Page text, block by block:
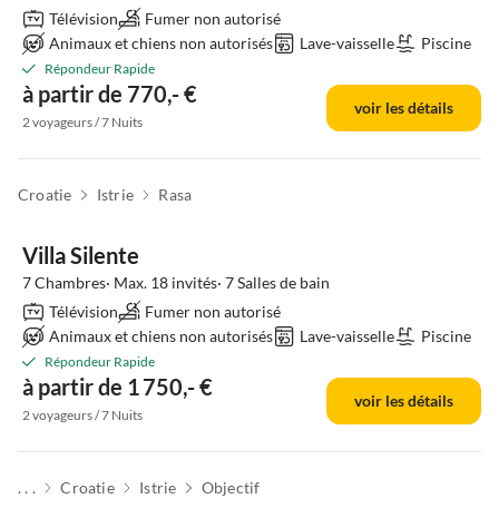
Télévision
Fumer non autorisé
Animaux et chiens non autorisés
Lave-vaisselle Piscine
Répondeur Rapide
à partir de 770,- €
2 voyageurs / 7 Nuits
voir les détails
Croatie Istrie Rasa
Villa Silente
7 Chambres· Max. 18 invités· 7 Salles de bain
Télévision
Fumer non autorisé
Animaux et chiens non autorisés
Lave-vaisselle Piscine
Répondeur Rapide
à partir de 1 750,- €
2 voyageurs / 7 Nuits
voir les détails
. . . Croatie Istrie Objectif